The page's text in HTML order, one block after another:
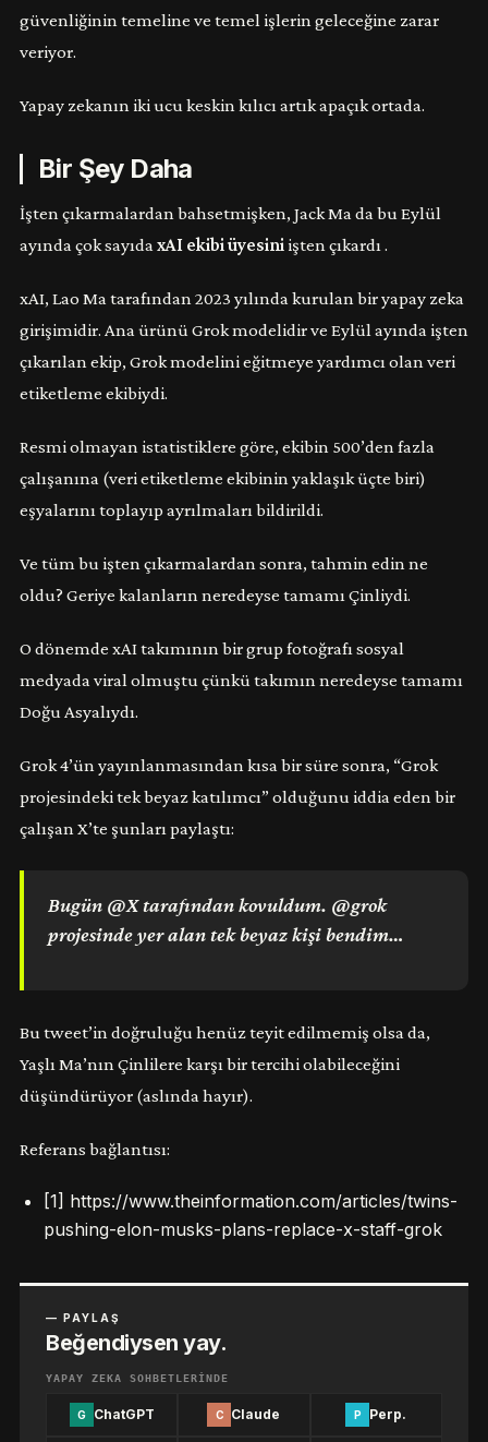
güvenliğinin temeline ve temel işlerin geleceğine zarar
veriyor.
Yapay zekanın iki ucu keskin kılıcı artık apaçık ortada.
Bir Şey Daha
İşten çıkarmalardan bahsetmişken, Jack Ma da bu Eylül
ayında çok sayıdaxAI ekibi üyesiniişten çıkardı .
xAI, Lao Ma tarafından 2023 yılında kurulan bir yapay zeka
girişimidir. Ana ürünü Grok modelidir ve Eylül ayında işten
çıkarılan ekip, Grok modelini eğitmeye yardımcı olan veri
etiketleme ekibiydi.
Resmi olmayan istatistiklere göre, ekibin 500’den fazla
çalışanına (veri etiketleme ekibinin yaklaşık üçte biri)
eşyalarını toplayıp ayrılmaları bildirildi.
Ve tüm bu işten çıkarmalardan sonra, tahmin edin ne
oldu? Geriye kalanların neredeyse tamamı Çinliydi.
O dönemde xAI takımının bir grup fotoğrafı sosyal
medyada viral olmuştu çünkü takımın neredeyse tamamı
Doğu Asyalıydı.
Grok 4’ün yayınlanmasından kısa bir süre sonra, “Grok
projesindeki tek beyaz katılımcı” olduğunu iddia eden bir
çalışan X’te şunları paylaştı:
Bugün @X tarafından kovuldum. @grok
projesinde yer alan tek beyaz kişi bendim…
Bu tweet’in doğruluğu henüz teyit edilmemiş olsa da,
Yaşlı Ma’nın Çinlilere karşı bir tercihi olabileceğini
düşündürüyor (aslında hayır).
Referans bağlantısı:
[1] https://www.theinformation.com/articles/twins-
pushing-elon-musks-plans-replace-x-staff-grok
— PAYLAŞ
Beğendiysen yay.
YAPAY ZEKA SOHBETLERINDE
G ChatGPT C Claude P Perp.